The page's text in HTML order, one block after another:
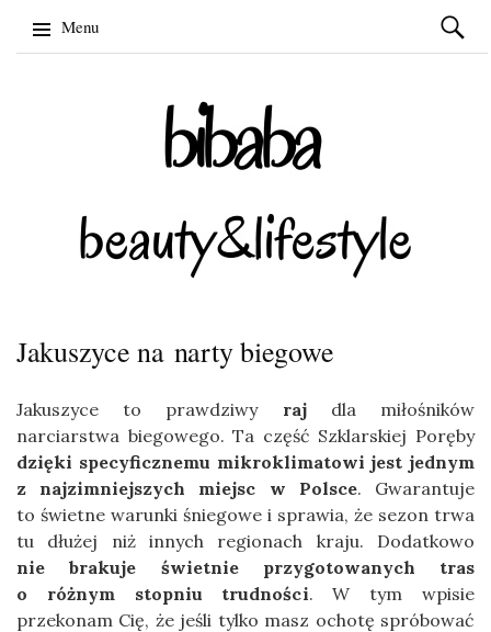
Menu
Szukaj:
Jakuszyce na narty biegowe
Jakuszyce to prawdziwy rajdla miłośników
narciarstwa biegowego. Ta część Szklarskiej Poręby
dzięki specyficznemu mikroklimatowi jest jednym
z najzimniejszych miejsc w Polsce. Gwarantuje
to świetne warunki śniegowe i sprawia, że sezon trwa
tu dłużej niż innych regionach kraju. Dodatkowo
nie brakuje świetnie przygotowanych tras
o różnym stopniu trudności. W tym wpisie
przekonam Cię, że jeśli tylko masz ochotę spróbować